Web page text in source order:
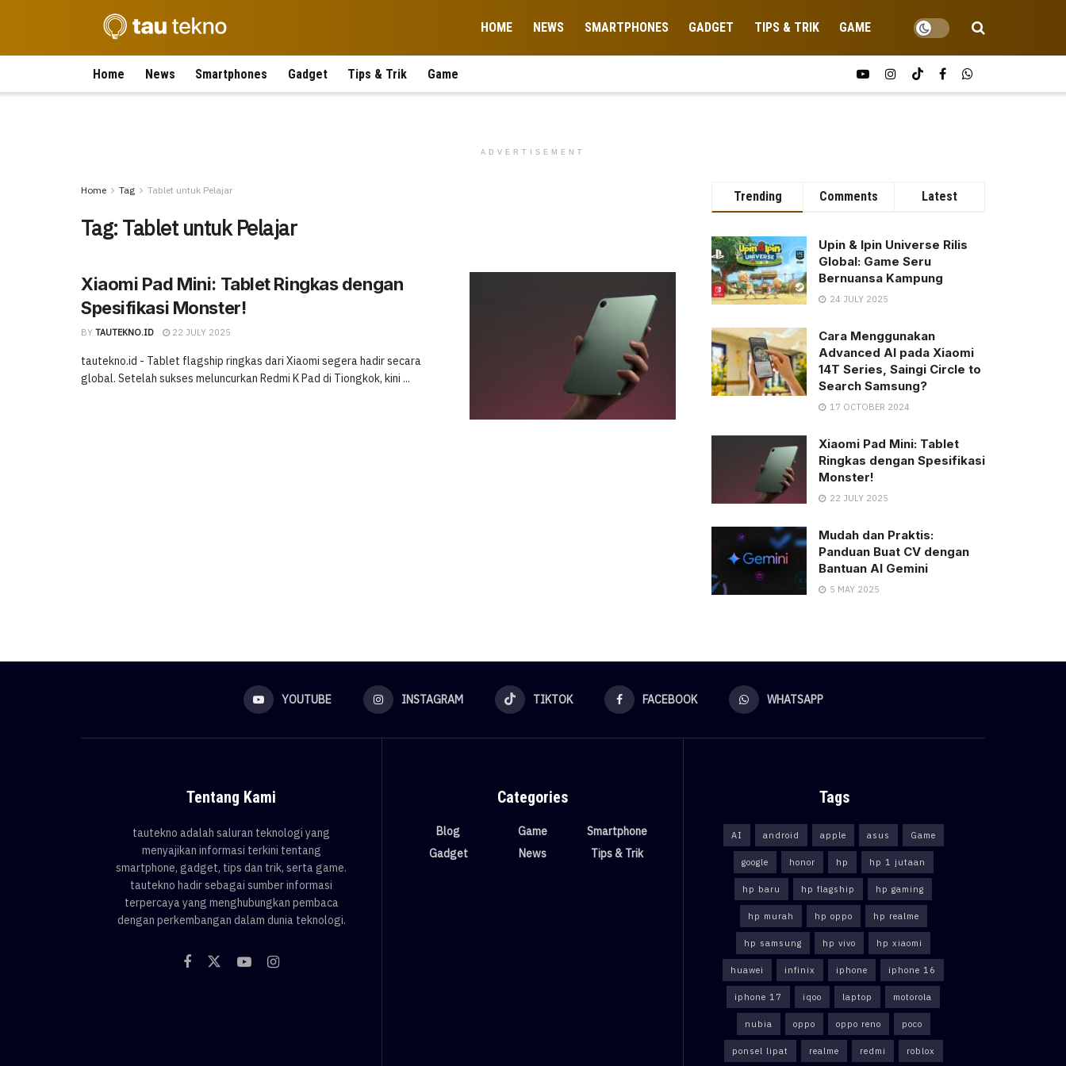
HOME NEWS SMARTPHONES GADGET TIPS & TRIK GAME
Home News Smartphones Gadget Tips & Trik Game
ADVERTISEMENT
Home Tag Tablet untuk Pelajar
Tag: Tablet untuk Pelajar
Xiaomi Pad Mini: Tablet Ringkas dengan
Spesifikasi Monster!
BY TAUTEKNO.ID 22 JULY 2025
tautekno.id - Tablet flagship ringkas dari Xiaomi segera hadir secara
global. Setelah sukses meluncurkan Redmi K Pad di Tiongkok, kini ...
Trending Comments Latest
Upin & Ipin Universe Rilis
Global: Game Seru
Bernuansa Kampung
24 JULY 2025
Cara Menggunakan
Advanced AI pada Xiaomi
14T Series, Saingi Circle to
Search Samsung?
17 OCTOBER 2024
Xiaomi Pad Mini: Tablet
Ringkas dengan Spesifikasi
Monster!
22 JULY 2025
Mudah dan Praktis:
Panduan Buat CV dengan
Bantuan AI Gemini
5 MAY 2025
YOUTUBE INSTAGRAM TIKTOK FACEBOOK WHATSAPP
Tentang Kami
tautekno adalah saluran teknologi yang
menyajikan informasi terkini tentang
smartphone, gadget, tips dan trik, serta game.
tautekno hadir sebagai sumber informasi
terpercaya yang menghubungkan pembaca
dengan perkembangan dalam dunia teknologi.
Categories
Blog
Gadget
Game
News
Smartphone
Tips & Trik
Tags
AI android apple asus Game
google honor hp hp 1 jutaan
hp baru hp flagship hp gaming
hp murah hp oppo hp realme
hp samsung hp vivo hp xiaomi
huawei infinix iphone iphone 16
iphone 17 iqoo laptop motorola
nubia oppo oppo reno poco
ponsel lipat realme redmi roblox